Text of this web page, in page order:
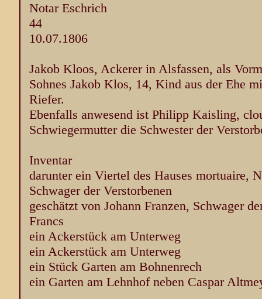
Notar Eschrich
44
10.07.1806
Jakob Kloos, Ackerer in Alsfassen, als
Sohnes Jakob Klos, 14, Kind aus der Ehe
Riefer.
Ebenfalls anwesend ist Philipp Kaisling,
Schwiegermutter die Schwester der
Inventar
darunter ein Viertel des Hauses mortuaire,
Schwager der Verstorbenen
geschätzt von Johann Franzen, Schwager
Francs
ein Ackerstück am Unterweg
ein Ackerstück am Unterweg
ein Stück Garten am Bohnenrech
ein Garten am Lehnhof neben Caspar